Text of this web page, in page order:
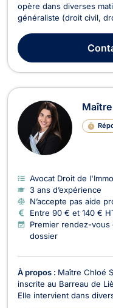
opère dans diverses
généraliste (droit civil,
concurrence, en droit
dommage corporel, droit
Maître
Avocat Droit de
3 ans d’expérience
N’accepte pas aide
Entre 90 € et 140 €
Premier rendez-
dossier
À propos : Maître Chloé
inscrite au Barreau de
Elle intervient dans